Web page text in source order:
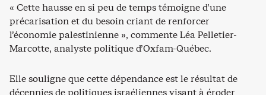
« Cette hausse en si peu de temps témoigne d’une
précarisation et du besoin criant de renforcer
l’économie palestinienne », commente Léa Pelletier-
Marcotte, analyste politique d’Oxfam-Québec.
Elle souligne que cette dépendance est le résultat de
décennies de politiques israéliennes visant à éroder